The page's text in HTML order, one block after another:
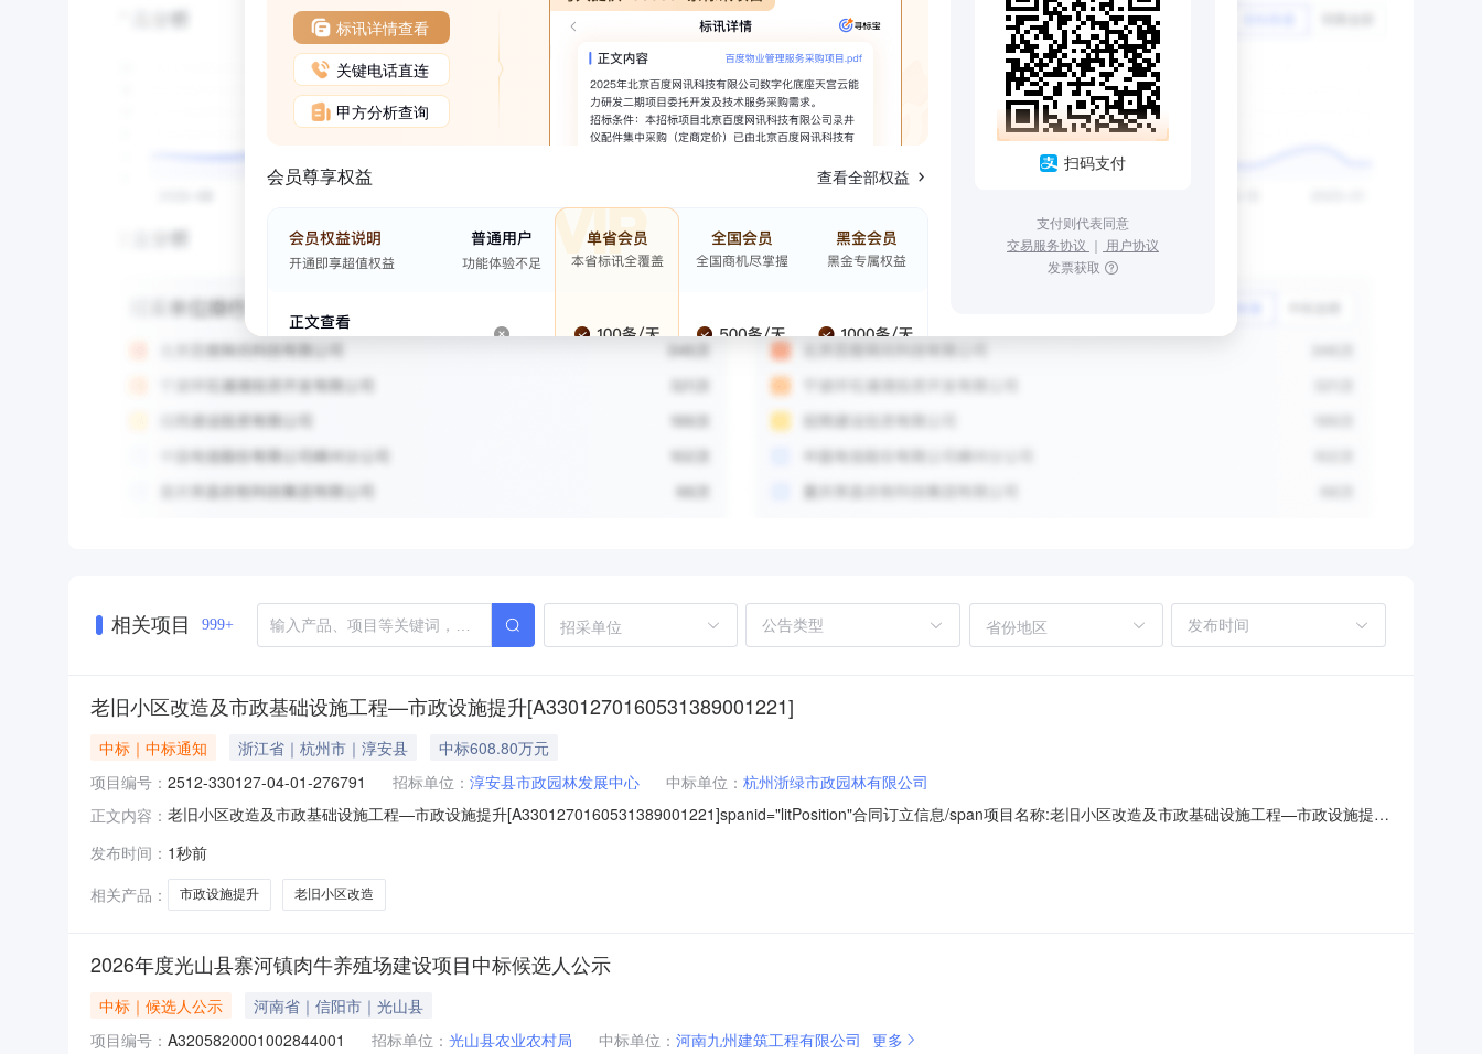
标讯详情查看
关键电话直连
甲方分析查询
会员尊享权益 查看全部权益
扫码支付
支付则代表同意
交易服务协议 ｜ 用户协议
发票获取
相关项目 999+ 招采单位 省份地区
老旧小区改造及市政基础设施工程—市政设施提升[A3301270160531389001221]
中标｜中标通知 浙江省｜杭州市｜淳安县
中标608.80万元
项目编号： 2512-330127-04-01-276791 招标单位： 淳安县市政园林发展中心 中标单位： 杭州浙绿市政园林有限公司
正文内容： 老旧小区改造及市政基础设施工程—市政设施提升[A3301270160531389001221]spanid="litPosition"合同订立信息/span项目名称:老旧小区改造及市政基础设施工程—市政设施提升
系人:方剑娟联系人:王聪电话:15988870196电话:18966486959标段（包）名称:老旧小区改造及市政基础
发布时间： 1秒前
相关产品：
市政设施提升 老旧小区改造
2026年度光山县寨河镇肉牛养殖场建设项目中标候选人公示
中标｜候选人公示
河南省｜信阳市｜光山县
项目编号： A3205820001002844001 招标单位： 光山县农业农村局 中标单位： 河南九州建筑工程有限公司 更多